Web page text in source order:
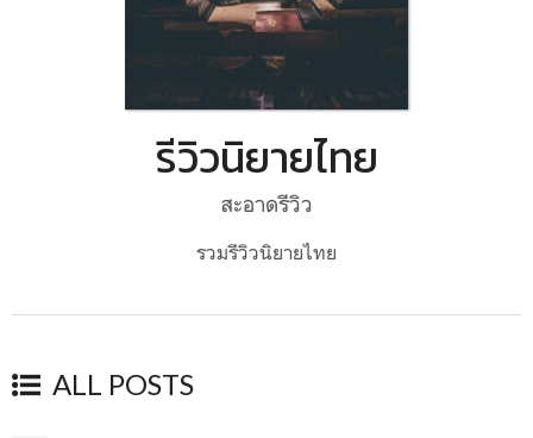
รีวิวนิยายไทย
สะอาดรีวิว
รวมรีวิวนิยายไทย
ALL POSTS